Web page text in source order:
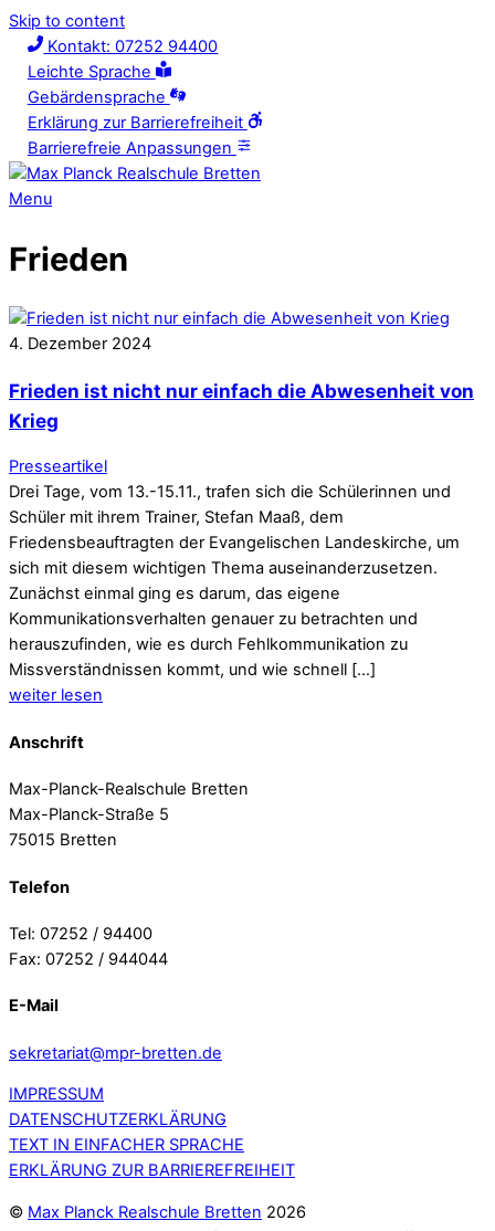
Skip to content
Kontakt: 07252 94400
Leichte Sprache
Gebärdensprache
Erklärung zur Barrierefreiheit
Barrierefreie Anpassungen
Menu
Frieden
4. Dezember 2024
Frieden ist nicht nur einfach die Abwesenheit von
Krieg
Presseartikel
Drei Tage, vom 13.-15.11., trafen sich die Schülerinnen und
Schüler mit ihrem Trainer, Stefan Maaß, dem
Friedensbeauftragten der Evangelischen Landeskirche, um
sich mit diesem wichtigen Thema auseinanderzusetzen.
Zunächst einmal ging es darum, das eigene
Kommunikationsverhalten genauer zu betrachten und
herauszufinden, wie es durch Fehlkommunikation zu
Missverständnissen kommt, und wie schnell […]
weiter lesen
Anschrift
Max-Planck-Realschule Bretten
Max-Planck-Straße 5
75015 Bretten
Telefon
Tel: 07252 / 94400
Fax: 07252 / 944044
E-Mail
sekretariat@mpr-bretten.de
IMPRESSUM
DATENSCHUTZERKLÄRUNG
TEXT IN EINFACHER SPRACHE
ERKLÄRUNG ZUR BARRIEREFREIHEIT
© Max Planck Realschule Bretten 2026